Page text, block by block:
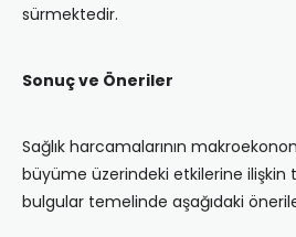
sürmektedir.
Sonuç ve Öneriler
Sağlık harcamalarının
büyüme üzerindeki etkilerine ilişkin
bulgular temelinde aşağıdaki